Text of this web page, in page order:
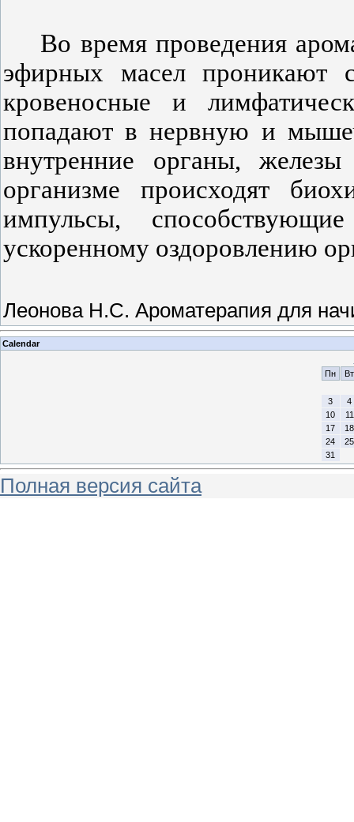
Во время проведения
эфирных масел проникают
кровеносные и
попадают в нервную и
внутренние органы,
организме происходят
импульсы,
ускоренному оздоровлению
Леонова Н.С. Ароматерапия для
Calendar
Пн
Вт
3
4
10
11
17
18
24
25
31
Полная версия сайта